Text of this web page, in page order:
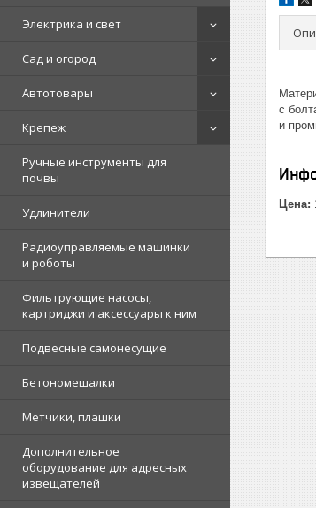
Электрика и свет
Сад и огород
Автотовары
Крепеж
Ручные инструменты для
почвы
Удлинители
Радиоуправляемые машинки
и роботы
Фильтрующие насосы,
картриджи и аксессуары к ним
Подвесные самонесущие
Бетономешалки
Метчики, плашки
Дополнительное
оборудование для адресных
извещателей
с
и
Цена: